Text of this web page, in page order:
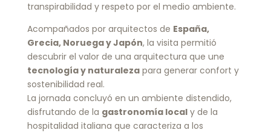
transpirabilidad y respeto por el medio ambiente.
Acompañados por arquitectos de España,
Grecia, Noruega y Japón, la visita permitió
descubrir el valor de una arquitectura que une
tecnología y naturalezapara generar confort y
sostenibilidad real.
La jornada concluyó en un ambiente distendido,
disfrutando de la gastronomía localy de la
hospitalidad italiana que caracteriza a los